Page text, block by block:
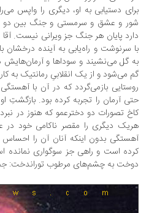
دستیابی به او، دیگری را واپس می‌راند.
و عشق و سرمستی و جنگ بین دو رقیب.
پایان هر جنگ جز ویرانی نیست. آقا معلم
سرنوشت و راه‌یابی به آینده درخشان با
گل می‌نشیند و سوداها و آرمان‌هایش در
می‌شود و از یک انقلابیِ رمانتیک به کارمند
بازمی‌گردد که در آن با آهستگی،
آرمان را تجربه کرده بود. بازگشتِ او
تصورات دو دخترعمو که هنوز در نبردی
دیگری را مقصر ناکامی خود در عشق
بدون اینکه آنان آن را احساس کنند،
است و راهی جز سوگواری نمانده است:
به چشم‌های مرطوب توراندخت: جمعه بیا